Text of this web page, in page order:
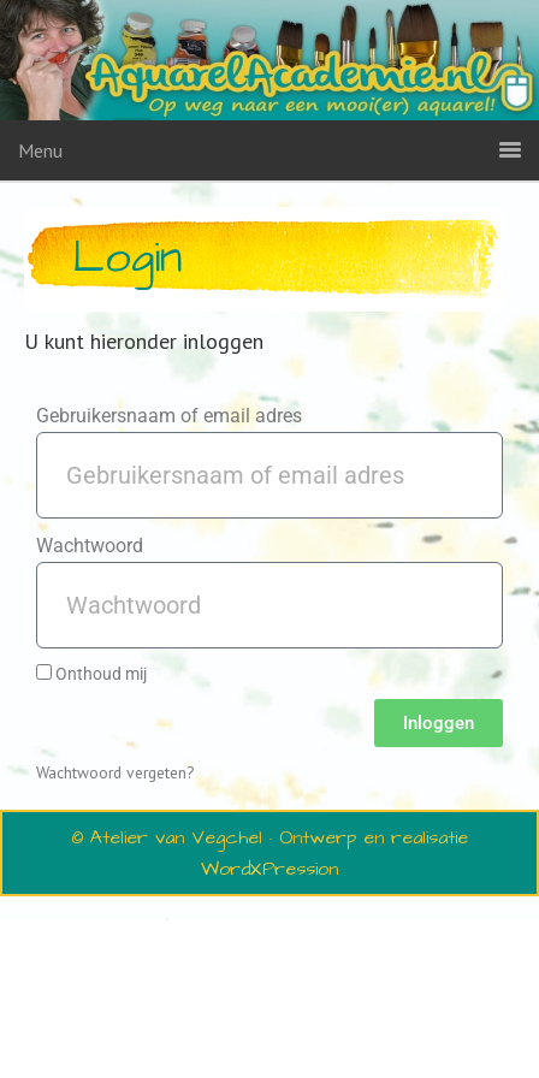
Menu
Login
U kunt hieronder inloggen
Gebruikersnaam of email adres
Wachtwoord
Onthoud mij
Inloggen
Wachtwoord vergeten?
© Atelier van Vegchel · Ontwerp en realisatie
WordXPression